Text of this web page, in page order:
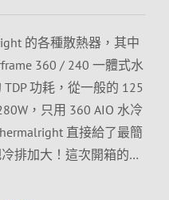
的各種散熱器，其中
360 / 240 一體式水
功耗，從一般的 125
，只用 360 AIO 水冷
直接給了最簡
排加大！這次開箱的…